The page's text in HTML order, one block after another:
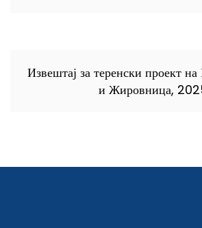
Извештај за теренски проект
и Жировница,